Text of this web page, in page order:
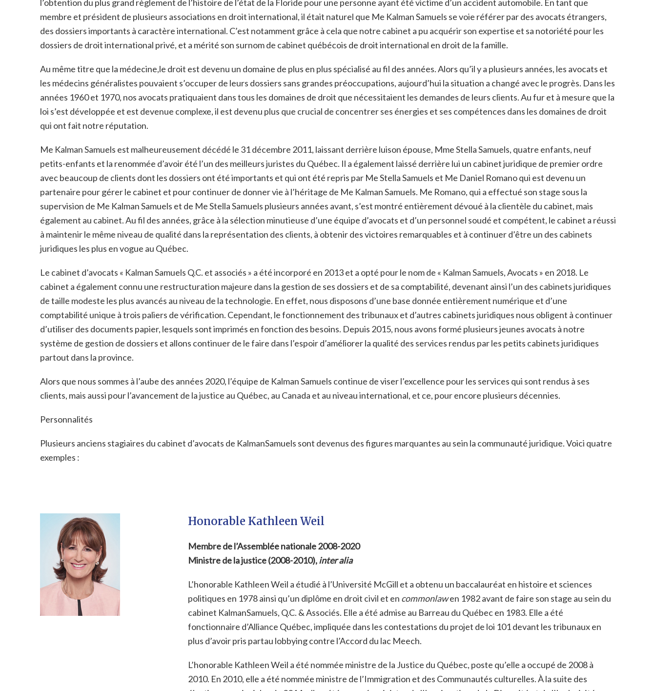
l’obtention du plus grand règlement de l’histoire de l’état de la Floride pour une personne ayant été victime d’un accident automobile. En tant que
membre et président de plusieurs associations en droit international, il était naturel que Me Kalman Samuels se voie référer par des avocats étrangers,
des dossiers importants à caractère international. C’est notamment grâce à cela que notre cabinet a pu acquérir son expertise et sa notoriété pour les
dossiers de droit international privé, et a mérité son surnom de cabinet québécois de droit international en droit de la famille.
Au même titre que la médecine,le droit est devenu un domaine de plus en plus spécialisé au fil des années. Alors qu’il y a plusieurs années, les avocats et
les médecins généralistes pouvaient s’occuper de leurs dossiers sans grandes préoccupations, aujourd’hui la situation a changé avec le progrès. Dans les
années 1960 et 1970, nos avocats pratiquaient dans tous les domaines de droit que nécessitaient les demandes de leurs clients. Au fur et à mesure que la
loi s’est développée et est devenue complexe, il est devenu plus que crucial de concentrer ses énergies et ses compétences dans les domaines de droit
qui ont fait notre réputation.
Me Kalman Samuels est malheureusement décédé le 31 décembre 2011, laissant derrière luison épouse, Mme Stella Samuels, quatre enfants, neuf
petits-enfants et la renommée d’avoir été l’un des meilleurs juristes du Québec. Il a également laissé derrière lui un cabinet juridique de premier ordre
avec beaucoup de clients dont les dossiers ont été importants et qui ont été repris par Me Stella Samuels et Me Daniel Romano qui est devenu un
partenaire pour gérer le cabinet et pour continuer de donner vie à l’héritage de Me Kalman Samuels. Me Romano, qui a effectué son stage sous la
supervision de Me Kalman Samuels et de Me Stella Samuels plusieurs années avant, s’est montré entièrement dévoué à la clientèle du cabinet, mais
également au cabinet. Au fil des années, grâce à la sélection minutieuse d’une équipe d’avocats et d’un personnel soudé et compétent, le cabinet a réussi
à maintenir le même niveau de qualité dans la représentation des clients, à obtenir des victoires remarquables et à continuer d’être un des cabinets
juridiques les plus en vogue au Québec.
Le cabinet d’avocats « Kalman Samuels Q.C. et associés » a été incorporé en 2013 et a opté pour le nom de « Kalman Samuels, Avocats » en 2018. Le
cabinet a également connu une restructuration majeure dans la gestion de ses dossiers et de sa comptabilité, devenant ainsi l’un des cabinets juridiques
de taille modeste les plus avancés au niveau de la technologie. En effet, nous disposons d’une base donnée entièrement numérique et d’une
comptabilité unique à trois paliers de vérification. Cependant, le fonctionnement des tribunaux et d’autres cabinets juridiques nous obligent à continuer
d’utiliser des documents papier, lesquels sont imprimés en fonction des besoins. Depuis 2015, nous avons formé plusieurs jeunes avocats à notre
système de gestion de dossiers et allons continuer de le faire dans l’espoir d’améliorer la qualité des services rendus par les petits cabinets juridiques
partout dans la province.
Alors que nous sommes à l’aube des années 2020, l’équipe de Kalman Samuels continue de viser l’excellence pour les services qui sont rendus à ses
clients, mais aussi pour l’avancement de la justice au Québec, au Canada et au niveau international, et ce, pour encore plusieurs décennies.
Personnalités
Plusieurs anciens stagiaires du cabinet d’avocats de KalmanSamuels sont devenus des figures marquantes au sein la communauté juridique. Voici quatre
exemples :
Honorable Kathleen Weil
Membre de l’Assemblée nationale 2008-2020
Ministre de la justice (2008-2010),inter alia
L’honorable Kathleen Weil a étudié à l’Université McGill et a obtenu un baccalauréat en histoire et sciences
politiques en 1978 ainsi qu’un diplôme en droit civil et en commonlawen 1982 avant de faire son stage au sein du
cabinet KalmanSamuels, Q.C. & Associés. Elle a été admise au Barreau du Québec en 1983. Elle a été
fonctionnaire d’Alliance Québec, impliquée dans les contestations du projet de loi 101 devant les tribunaux en
plus d’avoir pris partau lobbying contre l’Accord du lac Meech.
L’honorable Kathleen Weil a été nommée ministre de la Justice du Québec, poste qu’elle a occupé de 2008 à
2010. En 2010, elle a été nommée ministre de l’Immigration et des Communautés culturelles. À la suite des